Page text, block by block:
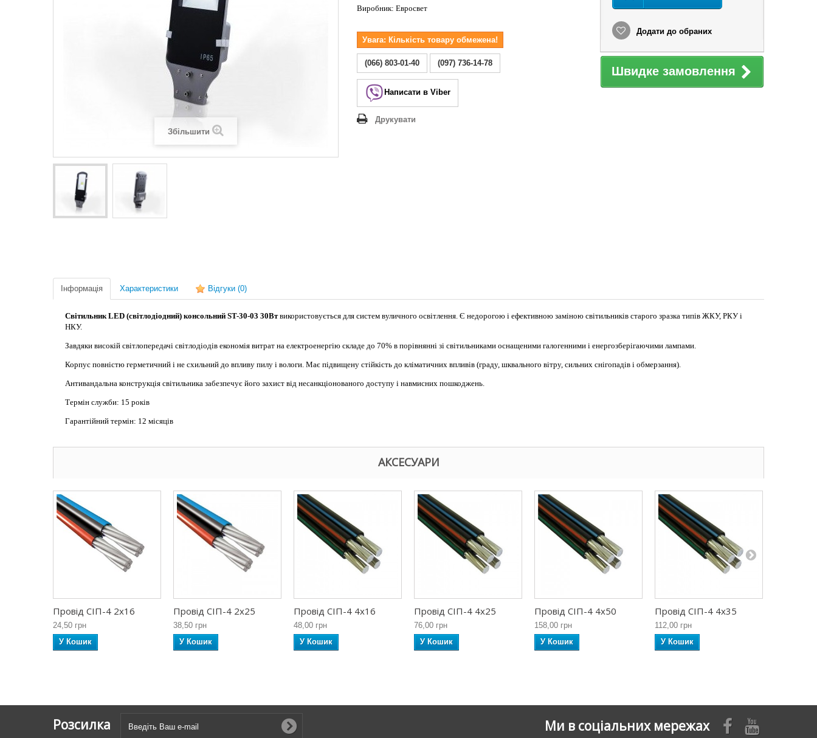
Збільшити
Виробник: Евросвет
Увага: Кількість товару обмежена!
(066) 803-01-40 (097) 736-14-78
Написати в Viber
Друкувати
Додати до обраних
Швидке замовлення
Інформація Характеристики Відгуки (0)
Світильник LED (світлодіодний) консольний ST-30-03 30Втвикористовується для систем вуличного освітлення. Є недорогою і ефективною заміною світильників старого зразка типів ЖКУ, РКУ і
НКУ.
Завдяки високій світлопередачі світлодіодів економія витрат на електроенергію складе до 70% в порівнянні зі світильниками оснащеними галогенними і енергозберігаючими лампами.
Корпус повністю герметичний і не схильний до впливу пилу і вологи. Має підвищену стійкість до кліматичних впливів (граду, шквального вітру, сильних снігопадів і обмерзання).
Антивандальна конструкція світильника забезпечує його захист від несанкціонованого доступу і навмисних пошкоджень.
Термін служби: 15 років
Гарантійний термін: 12 місяців
АКСЕСУАРИ
Провід СІП-4 2х16
24,50 грн
У Кошик
Провід СІП-4 2х25
38,50 грн
У Кошик
Провід СІП-4 4х16
48,00 грн
У Кошик
Провід СІП-4 4х25
76,00 грн
У Кошик
Провід СІП-4 4х50
158,00 грн
У Кошик
Провід СІП-4 4х35
112,00 грн
У Кошик
Розсилка Ми в соціальних мережах